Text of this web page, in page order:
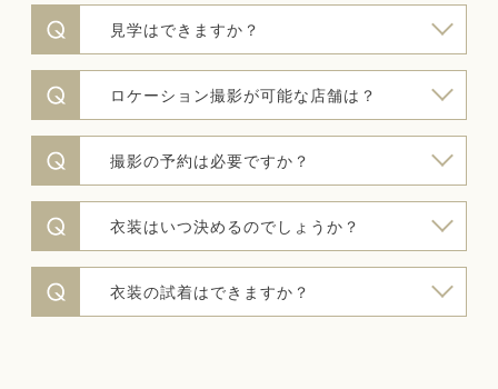
見学はできますか？
ロケーション撮影が可能な店舗は？
撮影の予約は必要ですか？
衣装はいつ決めるのでしょうか？
衣装の試着はできますか？